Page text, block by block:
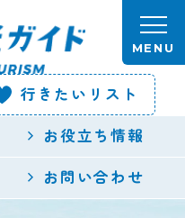
ン島
ガイ
鹿児
行きたいリスト
お役立ち情報
お問い合わせ
MENU